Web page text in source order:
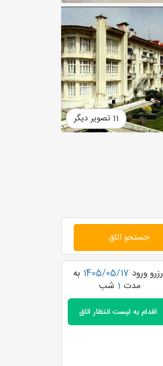
11 تصویر دیگر
جستجو اتاق
رزرو ورود 1405/05/17 به
مدت 1 شب
اقدام به لیست انتظار اتاق